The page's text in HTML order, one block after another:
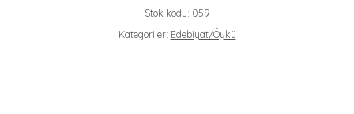
Stok kodu: 059
Kategoriler: Edebiyat/Öykü